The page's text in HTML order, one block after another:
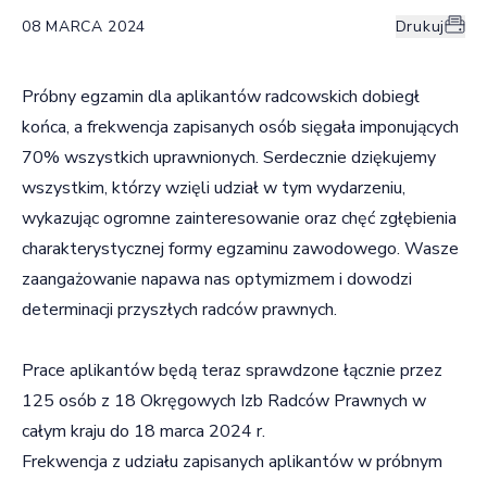
08 MARCA 2024 Drukuj
Próbny egzamin dla aplikantów radcowskich dobiegł
końca, a frekwencja zapisanych osób sięgała imponujących
70% wszystkich uprawnionych. Serdecznie dziękujemy
wszystkim, którzy wzięli udział w tym wydarzeniu,
wykazując ogromne zainteresowanie oraz chęć zgłębienia
charakterystycznej formy egzaminu zawodowego. Wasze
zaangażowanie napawa nas optymizmem i dowodzi
determinacji przyszłych radców prawnych.
Prace aplikantów będą teraz sprawdzone łącznie przez
125 osób z 18 Okręgowych Izb Radców Prawnych w
całym kraju do 18 marca 2024 r.
Frekwencja z udziału zapisanych aplikantów w próbnym